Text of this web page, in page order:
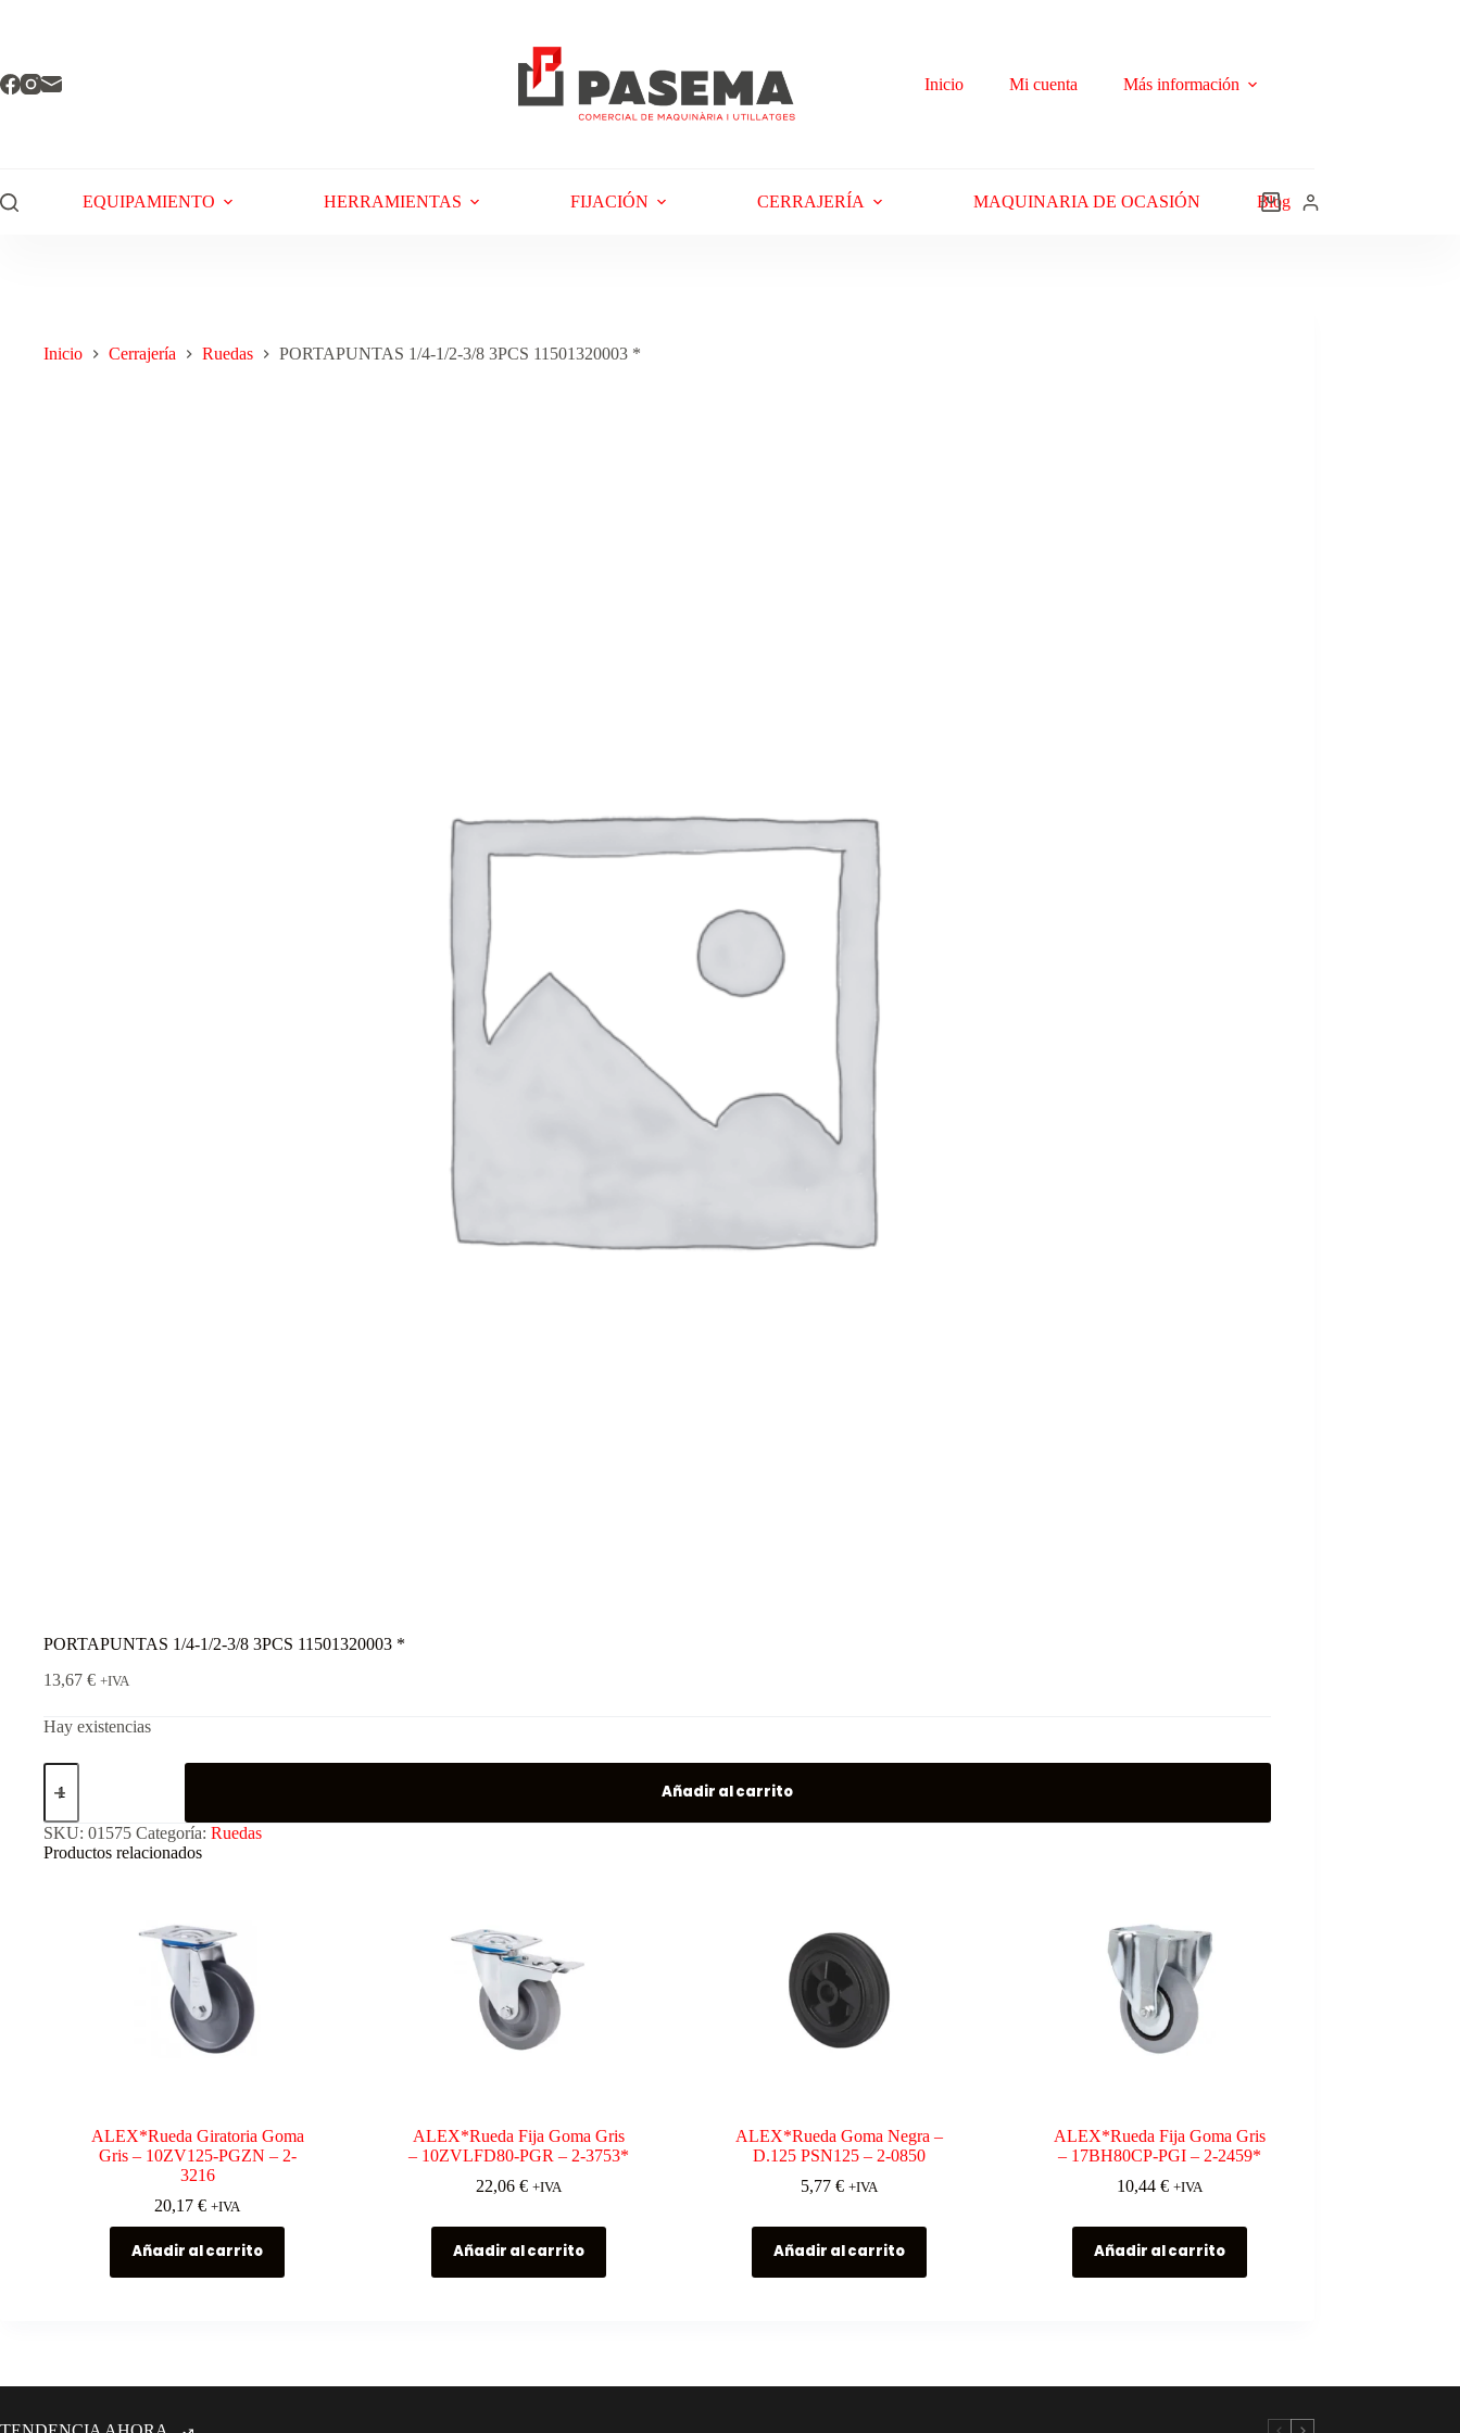
Inicio Mi cuenta Más información
EQUIPAMIENTO HERRAMIENTAS FIJACIÓN CERRAJERÍA MAQUINARIA DE OCASIÓN Blog
Inicio Cerrajería Ruedas PORTAPUNTAS 1/4-1/2-3/8 3PCS 11501320003 *
PORTAPUNTAS 1/4-1/2-3/8 3PCS 11501320003 *
13,67 € +IVA
Hay existencias
Añadir al carrito
SKU: 01575 Categoría: Ruedas
Productos relacionados
ALEX*Rueda Giratoria Goma
Gris – 10ZV125-PGZN – 2-
3216
20,17€ +IVA
Añadir al carrito
ALEX*Rueda Fija Goma Gris
– 10ZVLFD80-PGR – 2-3753*
22,06 € +IVA
Añadir al carrito
ALEX*Rueda Goma Negra –
D.125 PSN125 – 2-0850
5,77 € +IVA
Añadir al carrito
ALEX*Rueda Fija Goma Gris
– 17BH80CP-PGI – 2-2459*
10,44€ +IVA
Añadir al carrito